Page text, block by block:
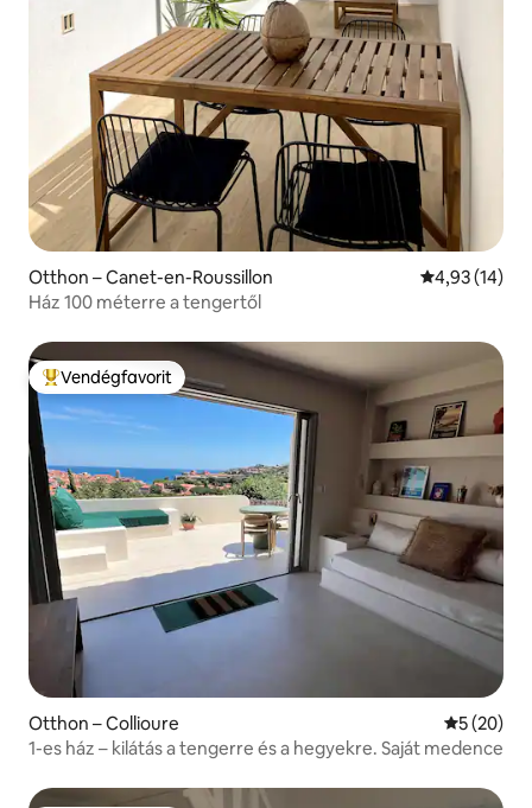
Otthon – Canet-en-Roussillon Átlagos
4,93 (14)
Ház 100 méterre a tengertől
Kiemelt vendégfavorit
Vendégfavorit
Otthon – Collioure Átlagos
5 (20)
1-es ház – kilátás a tengerre és a hegyekre. Saját medence